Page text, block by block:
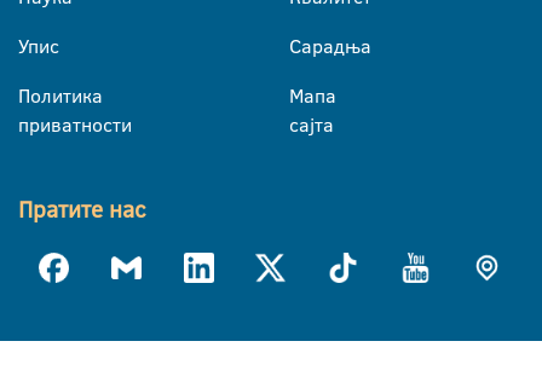
Упис
Политика
приватности
Сарадња
Мапа
сајта
Пратите нас